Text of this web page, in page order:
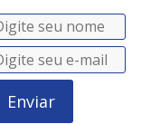
Enviar